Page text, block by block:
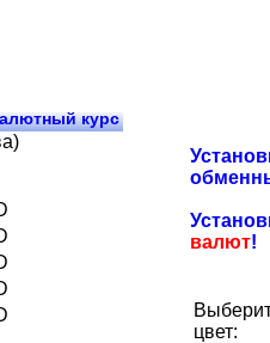
курс
валют!
цвет: